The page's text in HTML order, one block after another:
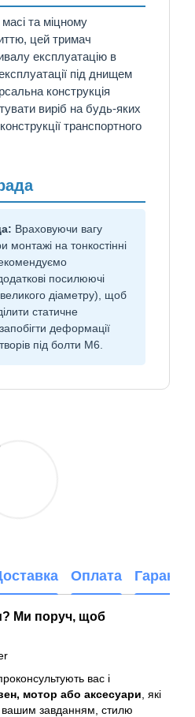
та міцному
цей тримач
експлуатацію в
під днищем
конструкція
виріб на будь-яких
транспортного
Враховуючи вагу
монтажі на тонкостінні
посилюючі
діаметру), щоб
статичне
деформації
під болти М6.
Оплата Гарантія
Ми поруч, щоб
вас і
мотор або аксесуари , які
вашим завданням, стилю